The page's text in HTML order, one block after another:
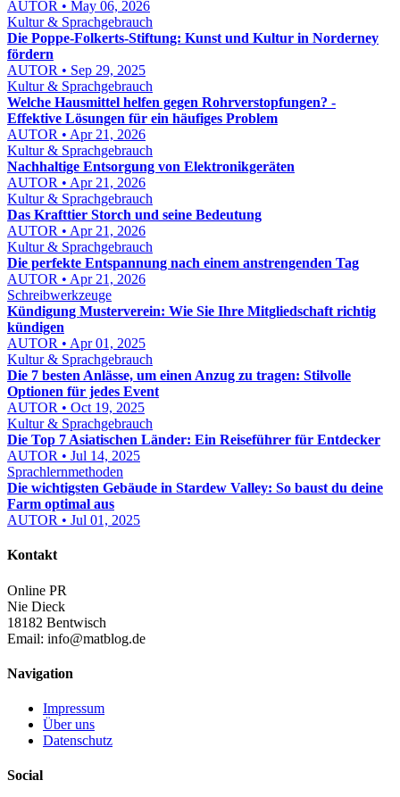
AUTOR • May 06, 2026
Kultur & Sprachgebrauch
Die Poppe-Folkerts-Stiftung: Kunst und Kultur in Norderney
fördern
AUTOR • Sep 29, 2025
Kultur & Sprachgebrauch
Welche Hausmittel helfen gegen Rohrverstopfungen? -
Effektive Lösungen für ein häufiges Problem
AUTOR • Apr 21, 2026
Kultur & Sprachgebrauch
Nachhaltige Entsorgung von Elektronikgeräten
AUTOR • Apr 21, 2026
Kultur & Sprachgebrauch
Das Krafttier Storch und seine Bedeutung
AUTOR • Apr 21, 2026
Kultur & Sprachgebrauch
Die perfekte Entspannung nach einem anstrengenden Tag
AUTOR • Apr 21, 2026
Schreibwerkzeuge
Kündigung Musterverein: Wie Sie Ihre Mitgliedschaft richtig
kündigen
AUTOR • Apr 01, 2025
Kultur & Sprachgebrauch
Die 7 besten Anlässe, um einen Anzug zu tragen: Stilvolle
Optionen für jedes Event
AUTOR • Oct 19, 2025
Kultur & Sprachgebrauch
Die Top 7 Asiatischen Länder: Ein Reiseführer für Entdecker
AUTOR • Jul 14, 2025
Sprachlernmethoden
Die wichtigsten Gebäude in Stardew Valley: So baust du deine
Farm optimal aus
AUTOR • Jul 01, 2025
Kontakt
Online PR
Nie Dieck
18182 Bentwisch
Email: info@matblog.de
Navigation
Impressum
Über uns
Datenschutz
Social